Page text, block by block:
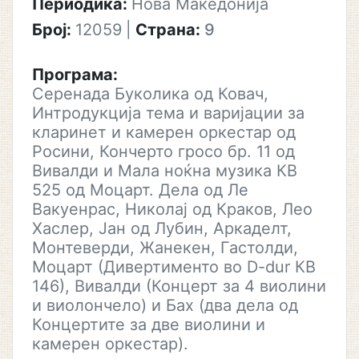
Периодика: Нова Македонија
Број: 12059 Страна: 9
Програма:
Серенада Буколика од Ковач,
Интродукција тема и варијации за
кларинет и камерен оркестар од
Росини, Кончерто гросо бр. 11 од
Вивалди и Мала ноќна музика КВ
525 од Моцарт. Дела од Ле
Вакуенрас, Николај од Краков, Лео
Хаслер, Јан од Лубин, Аркаделт,
Монтеверди, Жанекен, Гастолди,
Моцарт (Дивертименто во D-dur КВ
146), Вивалди (Концерт за 4 виолини
и виолончело) и Бах (два дела од
Концертите за две виолини и
камерен оркестар).